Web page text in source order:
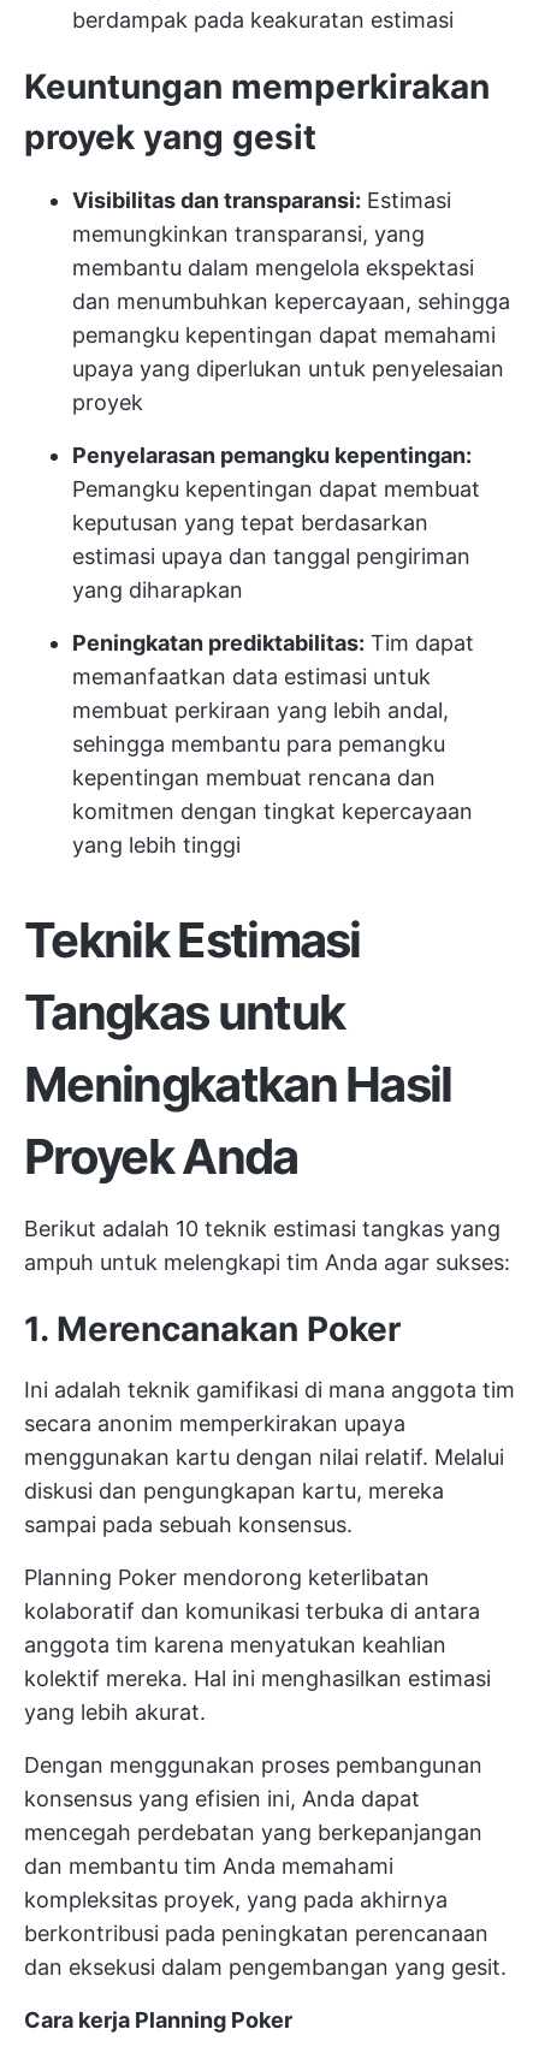
berdampak pada keakuratan estimasi
Keuntungan memperkirakan
proyek yang gesit
Visibilitas dan transparansi: Estimasi
memungkinkan transparansi, yang
membantu dalam mengelola ekspektasi
dan menumbuhkan kepercayaan, sehingga
pemangku kepentingan dapat memahami
upaya yang diperlukan untuk penyelesaian
proyek
Penyelarasan pemangku kepentingan:
Pemangku kepentingan dapat membuat
keputusan yang tepat berdasarkan
estimasi upaya dan tanggal pengiriman
yang diharapkan
Peningkatan prediktabilitas: Tim dapat
memanfaatkan data estimasi untuk
membuat perkiraan yang lebih andal,
sehingga membantu para pemangku
kepentingan membuat rencana dan
komitmen dengan tingkat kepercayaan
yang lebih tinggi
Teknik Estimasi
Tangkas untuk
Meningkatkan Hasil
Proyek Anda
Berikut adalah 10 teknik estimasi tangkas yang
ampuh untuk melengkapi tim Anda agar sukses:
1. Merencanakan Poker
Ini adalah teknik gamifikasi di mana anggota tim
secara anonim memperkirakan upaya
menggunakan kartu dengan nilai relatif. Melalui
diskusi dan pengungkapan kartu, mereka
sampai pada sebuah konsensus.
Planning Poker mendorong keterlibatan
kolaboratif dan komunikasi terbuka di antara
anggota tim karena menyatukan keahlian
kolektif mereka. Hal ini menghasilkan estimasi
yang lebih akurat.
Dengan menggunakan proses pembangunan
konsensus yang efisien ini, Anda dapat
mencegah perdebatan yang berkepanjangan
dan membantu tim Anda memahami
kompleksitas proyek, yang pada akhirnya
berkontribusi pada peningkatan perencanaan
dan eksekusi dalam pengembangan yang gesit.
Cara kerja Planning Poker